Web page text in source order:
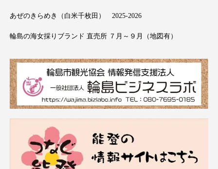
あぜのきらめき（白米千枚田） 2025-2026
輪島の海女採りブランド 直売所 ７月～９月（地図有）